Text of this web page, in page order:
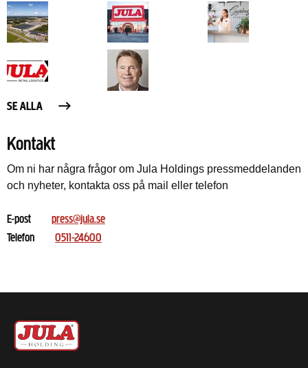
SE ALLA
Kontakt
Om ni har några frågor om Jula Holdings pressmeddelanden
och nyheter, kontakta oss på mail eller telefon
E-post
press@jula.se
Telefon
0511-24600